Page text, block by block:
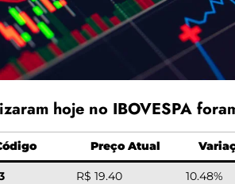
hoje no IBOVESPA
Preço Atual
R$ 19.40
10.48%